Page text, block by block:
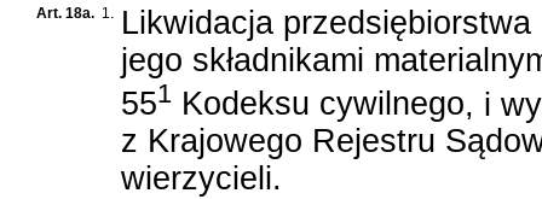
Art. 18a. 1.
Likwidacja
jego składnikami
551 Kodeksu cywilnego, i
z Krajowego Rejestru
wierzycieli.